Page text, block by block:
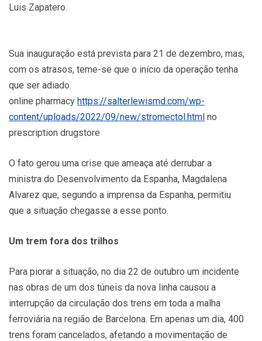
Luis Zapatero.
Sua inauguração está prevista para 21 de dezembro, mas,
com os atrasos, teme-se que o início da operação tenha
que ser adiado.
online pharmacy https://salterlewismd.com/wp-
content/uploads/2022/09/new/stromectol.html no
prescription drugstore
O fato gerou uma crise que ameaça até derrubar a
ministra do Desenvolvimento da Espanha, Magdalena
Alvarez que, segundo a imprensa da Espanha, permitiu
que a situação chegasse a esse ponto.
Um trem fora dos trilhos
Para piorar a situação, no dia 22 de outubro um incidente
nas obras de um dos túneis da nova linha causou a
interrupção da circulação dos trens em toda a malha
ferroviária na região de Barcelona. Em apenas um dia, 400
trens foram cancelados, afetando a movimentação de